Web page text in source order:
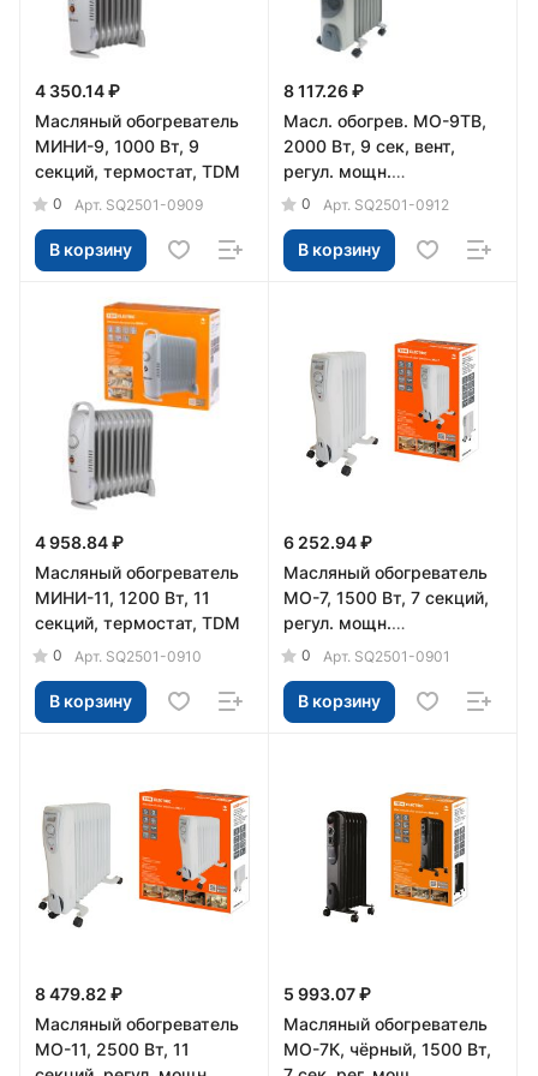
4 350.14 ₽
Масляный обогреватель
МИНИ-9, 1000 Вт, 9
секций, термостат, TDM
0 Арт. SQ2501-0909
В корзину
8 117.26 ₽
Масл. обогрев. МО-9ТВ,
2000 Вт, 9 сек, вент,
регул. мощн.
(800/1200/2000+400 Вт),
0 Арт. SQ2501-0912
В корзину
4 958.84 ₽
Масляный обогреватель
МИНИ-11, 1200 Вт, 11
секций, термостат, TDM
0 Арт. SQ2501-0910
В корзину
6 252.94 ₽
Масляный обогреватель
МО-7, 1500 Вт, 7 секций,
регул. мощн.
(550/950/1500 Вт),
0 Арт. SQ2501-0901
В корзину
8 479.82 ₽
Масляный обогреватель
МО-11, 2500 Вт, 11
5 993.07 ₽
Масляный обогреватель
МО-7К, чёрный, 1500 Вт,